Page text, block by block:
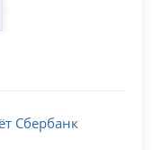
Сбербанк